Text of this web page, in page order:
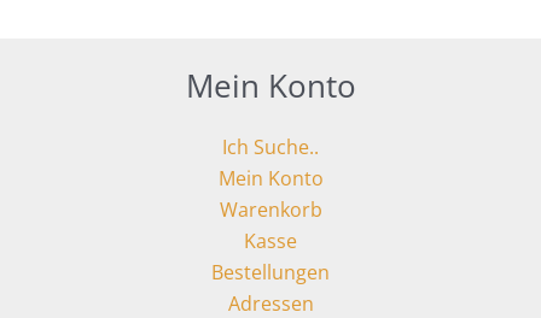
Mein Konto
Ich Suche..
Mein Konto
Warenkorb
Kasse
Bestellungen
Adressen